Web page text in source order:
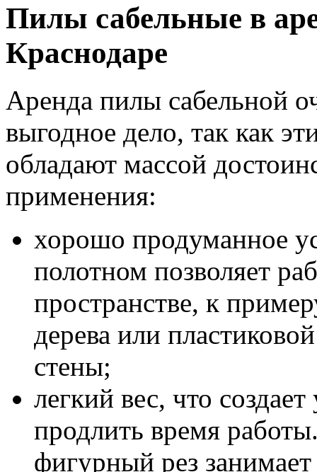
Пилы сабельные в
Краснодаре
Аренда пилы сабельной
выгодное дело, так как
обладают массой
применения:
хорошо продуманное
полотном позволяет
пространстве, к
дерева или
стены;
легкий вес, что
продлить время
фигурный рез занимает